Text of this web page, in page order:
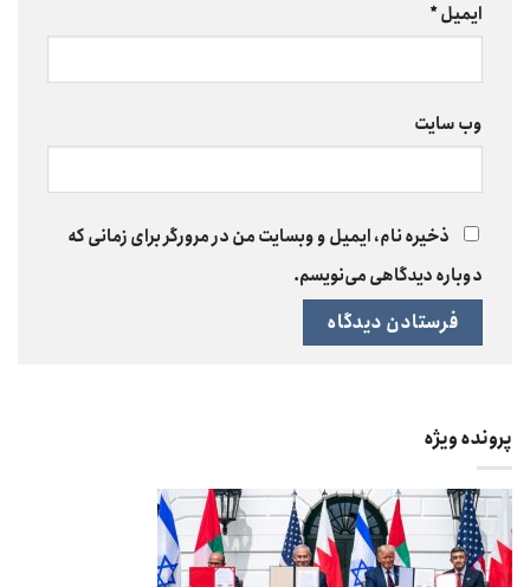
ایمیل*
وب‌ سایت
ذخیره نام، ایمیل و وبسایت من در مرورگر برای زمانی که
دوباره دیدگاهی می‌نویسم.
پرونده ویژه